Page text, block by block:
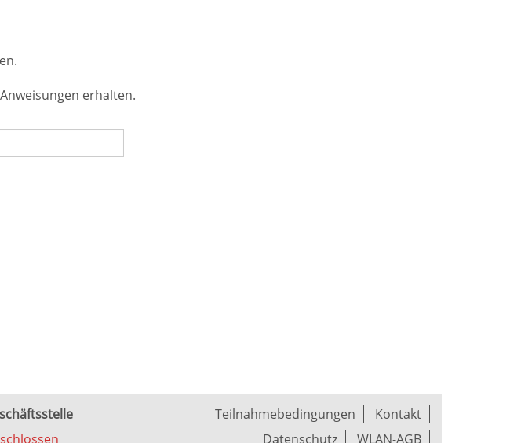
erhalten.
Teilnahmebedingungen
Kontakt
Datenschutz
WLAN-AGB